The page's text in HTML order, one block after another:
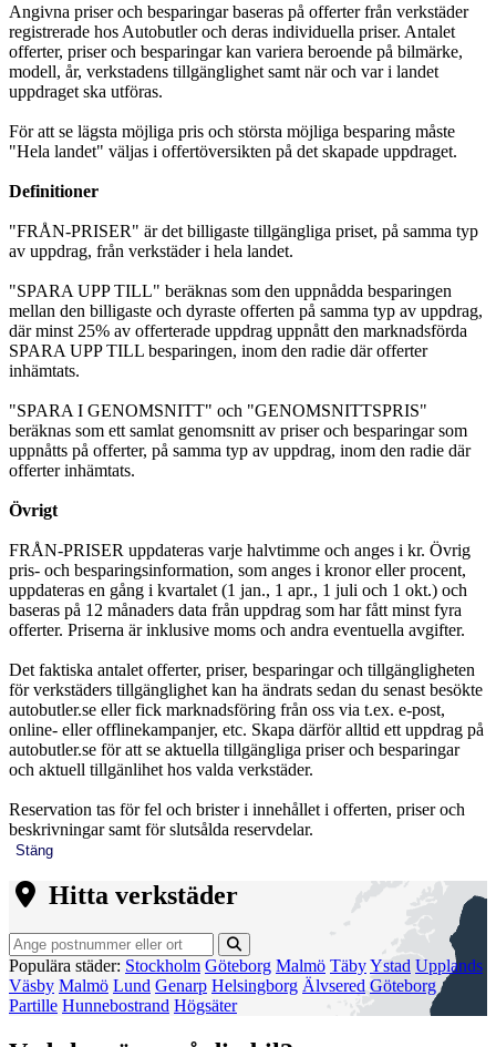
Angivna priser och besparingar baseras på offerter från verkstäder
registrerade hos Autobutler och deras individuella priser. Antalet
offerter, priser och besparingar kan variera beroende på bilmärke,
modell, år, verkstadens tillgänglighet samt när och var i landet
uppdraget ska utföras.
För att se lägsta möjliga pris och största möjliga besparing måste
"Hela landet" väljas i offertöversikten på det skapade uppdraget.
Definitioner
"FRÅN-PRISER" är det billigaste tillgängliga priset, på samma typ
av uppdrag, från verkstäder i hela landet.
"SPARA UPP TILL" beräknas som den uppnådda besparingen
mellan den billigaste och dyraste offerten på samma typ av uppdrag,
där minst 25% av offerterade uppdrag uppnått den marknadsförda
SPARA UPP TILL besparingen, inom den radie där offerter
inhämtats.
"SPARA I GENOMSNITT" och "GENOMSNITTSPRIS"
beräknas som ett samlat genomsnitt av priser och besparingar som
uppnåtts på offerter, på samma typ av uppdrag, inom den radie där
offerter inhämtats.
Övrigt
FRÅN-PRISER uppdateras varje halvtimme och anges i kr. Övrig
pris- och besparingsinformation, som anges i kronor eller procent,
uppdateras en gång i kvartalet (1 jan., 1 apr., 1 juli och 1 okt.) och
baseras på 12 månaders data från uppdrag som har fått minst fyra
offerter. Priserna är inklusive moms och andra eventuella avgifter.
Det faktiska antalet offerter, priser, besparingar och tillgängligheten
för verkstäders tillgänglighet kan ha ändrats sedan du senast besökte
autobutler.se eller fick marknadsföring från oss via t.ex. e-post,
online- eller offlinekampanjer, etc. Skapa därför alltid ett uppdrag på
autobutler.se för att se aktuella tillgängliga priser och besparingar
och aktuell tillgänlihet hos valda verkstäder.
Reservation tas för fel och brister i innehållet i offerten, priser och
beskrivningar samt för slutsålda reservdelar.
Stäng
Hitta verkstäder
Populära städer: Stockholm Göteborg Malmö TäbyYstad Upplands
Väsby Malmö Lund Genarp Helsingborg Älvsered Göteborg
Partille Hunnebostrand Högsäter